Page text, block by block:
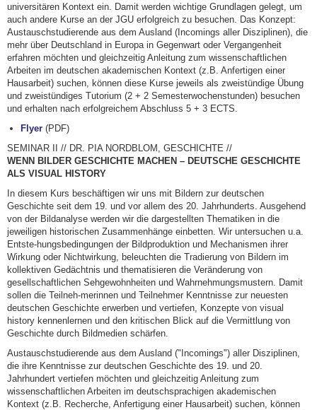
universitären Kontext ein. Damit werden wichtige Grundlagen gelegt, um
auch andere Kurse an der JGU erfolgreich zu besuchen. Das Konzept:
Austauschstudierende aus dem Ausland (Incomings aller Disziplinen), die
mehr über Deutschland in Europa in Gegenwart oder Vergangenheit
erfahren möchten und gleichzeitig Anleitung zum wissenschaftlichen
Arbeiten im deutschen akademischen Kontext (z.B. Anfertigen einer
Hausarbeit) suchen, können diese Kurse jeweils als zweistündige Übung
und zweistündiges Tutorium (2 + 2 Semesterwochenstunden) besuchen
und erhalten nach erfolgreichem Abschluss 5 + 3 ECTS.
Flyer(PDF)
SEMINAR II // DR. PIA NORDBLOM, GESCHICHTE //
WENN BILDER GESCHICHTE MACHEN – DEUTSCHE GESCHICHTE
ALS VISUAL HISTORY
In diesem Kurs beschäftigen wir uns mit Bildern zur deutschen
Geschichte seit dem 19. und vor allem des 20. Jahrhunderts. Ausgehend
von der Bildanalyse werden wir die dargestellten Thematiken in die
jeweiligen historischen Zusammenhänge einbetten. Wir untersuchen u.a.
Entste-hungsbedingungen der Bildproduktion und Mechanismen ihrer
Wirkung oder Nichtwirkung, beleuchten die Tradierung von Bildern im
kollektiven Gedächtnis und thematisieren die Veränderung von
gesellschaftlichen Sehgewohnheiten und Wahrnehmungsmustern. Damit
sollen die Teilneh-merinnen und Teilnehmer Kenntnisse zur neuesten
deutschen Geschichte erwerben und vertiefen, Konzepte von visual
history kennenlernen und den kritischen Blick auf die Vermittlung von
Geschichte durch Bildmedien schärfen.
Austauschstudierende aus dem Ausland ("Incomings") aller Disziplinen,
die ihre Kenntnisse zur deutschen Geschichte des 19. und 20.
Jahrhundert vertiefen möchten und gleichzeitig Anleitung zum
wissenschaftlichen Arbeiten im deutschsprachigen akademischen
Kontext (z.B. Recherche, Anfertigung einer Hausarbeit) suchen, können